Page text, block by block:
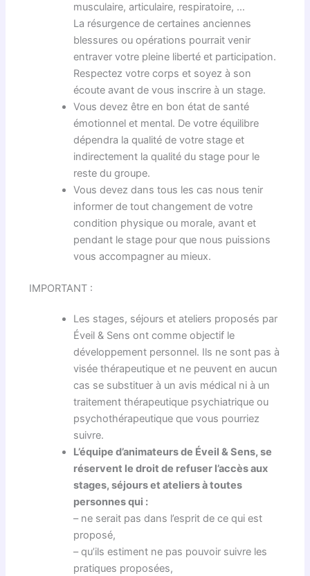
musculaire, articulaire, respiratoire, …
La résurgence de certaines anciennes
blessures ou opérations pourrait venir
entraver votre pleine liberté et participation.
Respectez votre corps et soyez à son
écoute avant de vous inscrire à un stage.
Vous devez être en bon état de santé
émotionnel et mental. De votre équilibre
dépendra la qualité de votre stage et
indirectement la qualité du stage pour le
reste du groupe.
Vous devez dans tous les cas nous tenir
informer de tout changement de votre
condition physique ou morale, avant et
pendant le stage pour que nous puissions
vous accompagner au mieux.
IMPORTANT :
Les stages, séjours et ateliers proposés par
Éveil & Sens ont comme objectif le
développement personnel. Ils ne sont pas à
visée thérapeutique et ne peuvent en aucun
cas se substituer à un avis médical ni à un
traitement thérapeutique psychiatrique ou
psychothérapeutique que vous pourriez
suivre.
L’équipe d’animateurs de Éveil & Sens, se
réservent le droit de refuser l’accès aux
stages, séjours et ateliers à toutes
personnes qui :
– ne serait pas dans l’esprit de ce qui est
proposé,
– qu’ils estiment ne pas pouvoir suivre les
pratiques proposées,